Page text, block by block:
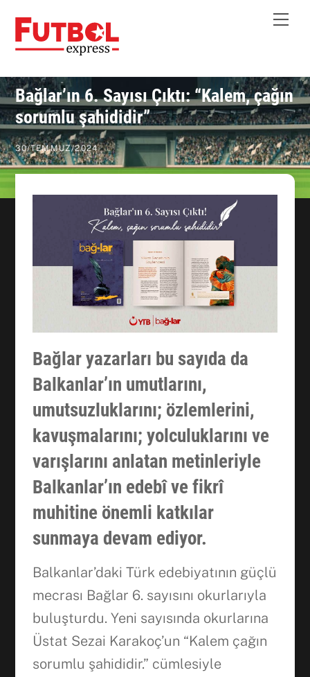
content
Bağlar’ın 6. Sayısı Çıktı: “Kalem, çağın
sorumlu şahididir”
30/TEMMUZ/2024
Bağlar yazarları bu sayıda da
Balkanlar’ın umutlarını,
umutsuzluklarını; özlemlerini,
kavuşmalarını; yolculuklarını ve
varışlarını anlatan metinleriyle
Balkanlar’ın edebî ve fikrî
muhitine önemli katkılar
sunmaya devam ediyor.
Balkanlar’daki Türk edebiyatının güçlü
mecrası Bağlar 6. sayısını okurlarıyla
buluşturdu. Yeni sayısında okurlarına
Üstat Sezai Karakoç’un “Kalem çağın
sorumlu şahididir.” cümlesiyle